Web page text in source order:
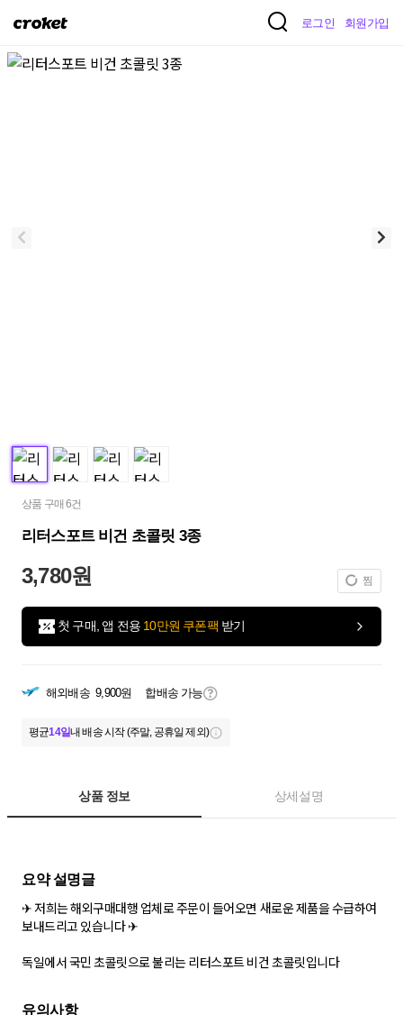
크
켓
로그인 회원가입
상품 구매 6건
리터스포트 비건 초콜릿 3종
3,780원 찜
첫 구매, 앱 전용 10만원 쿠폰팩 받기
해외배송 9,900원 합배송 가능
평균14일내 배송 시작 (주말, 공휴일 제외)
상품 정보 상세설명
요약 설명글
✈ 저희는 해외구매대행 업체로 주문이 들어오면 새로운 제품을 수급하여
보내드리고 있습니다 ✈
독일에서 국민 초콜릿으로 불리는 리터스포트 비건 초콜릿입니다
유의사항